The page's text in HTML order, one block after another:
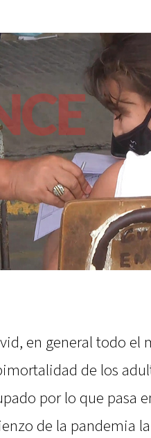
en general todo el
de los
por lo que pasa
de la pandemia